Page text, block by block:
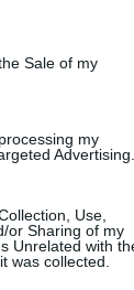
and its
purposes
Sale of my
my
Advertising.
Use,
or Sharing of my
Unrelated with
was collected.